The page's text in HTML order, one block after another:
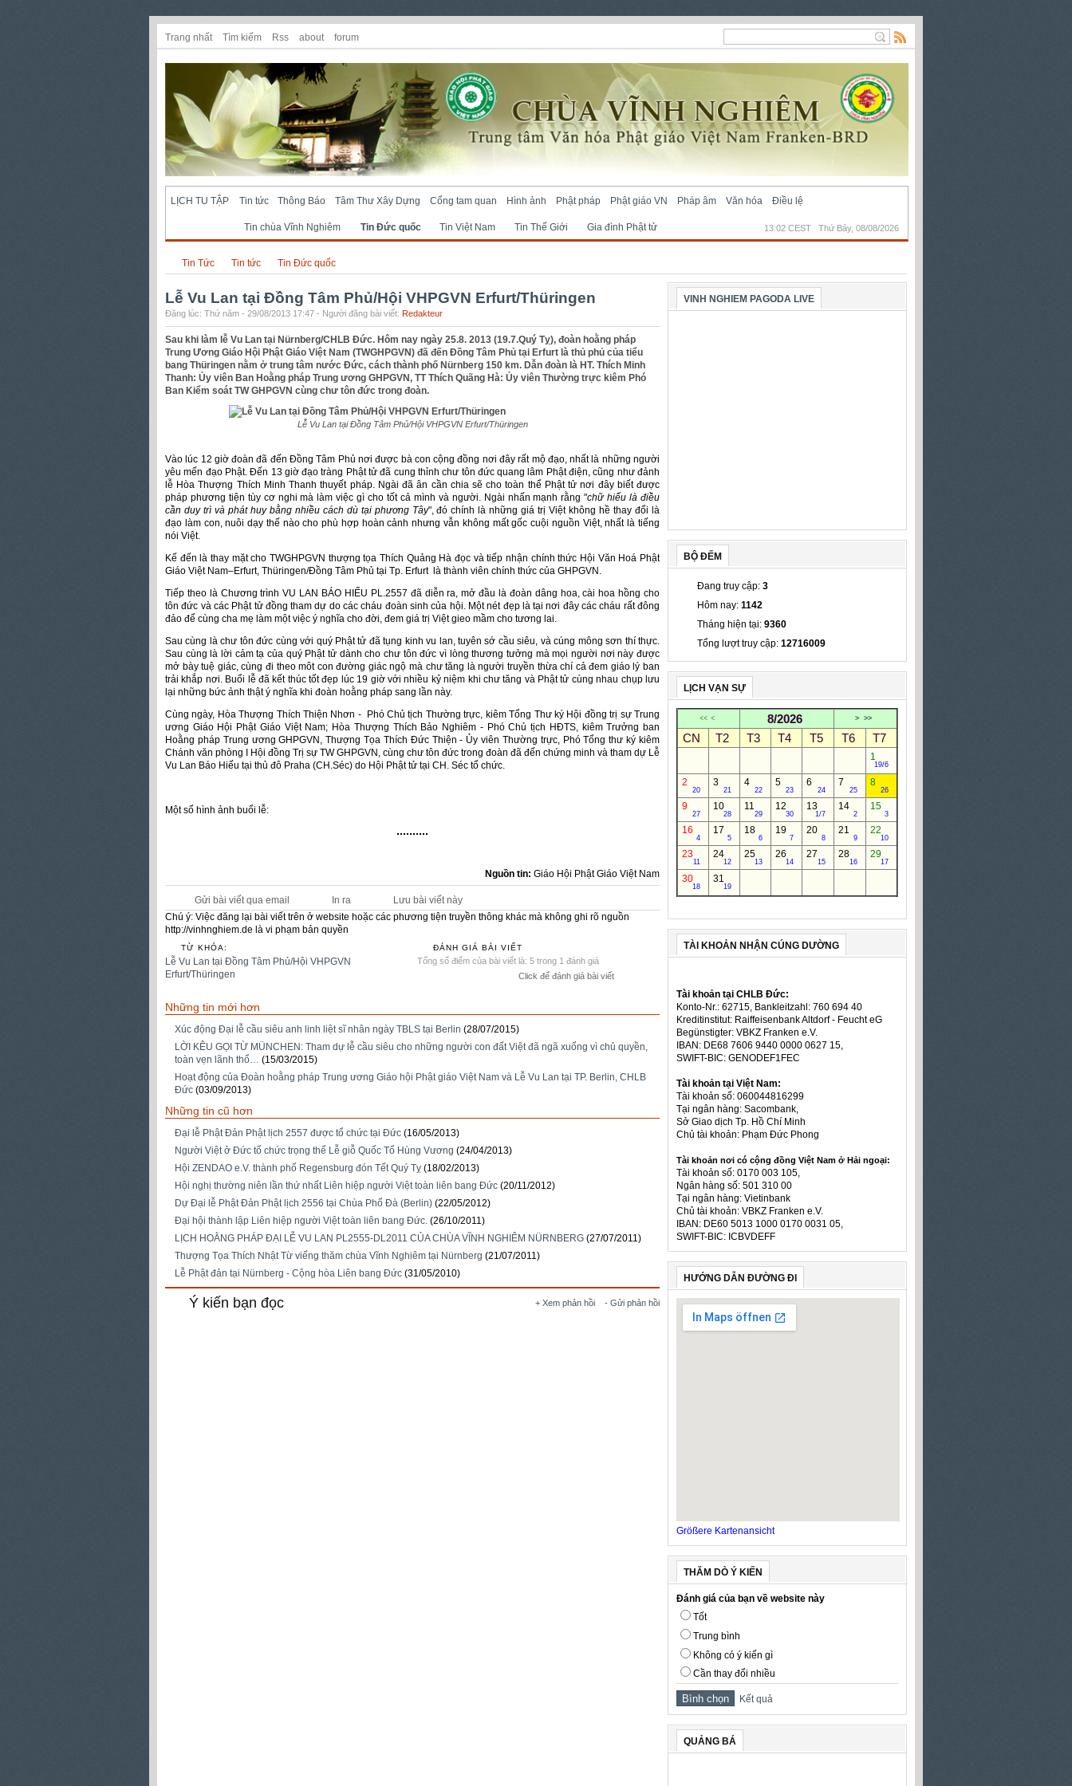
Trang nhất Tìm kiếm Rss about forum
LỊCH TU TẬP Tin tức
Tin chùa Vĩnh Nghiêm Tin Đức quốc Tin Việt Nam Tin Thế Giới Gia đình Phật tử
Thông Báo Tâm Thư Xây Dựng Cổng tam quan Hình ảnh Phật pháp Phật giáo VN Pháp âm Văn hóa Điều lệ
13:02 CEST Thứ Bảy, 08/08/2026
Tin Tức Tin tức Tin Đức quốc
Lễ Vu Lan tại Đồng Tâm Phủ/Hội VHPGVN Erfurt/Thüringen
Đăng lúc: Thứ năm - 29/08/2013 17:47 - Người đăng bài viết: Redakteur
Sau khi làm lễ Vu Lan tại Nürnberg/CHLB Đức. Hôm nay ngày 25.8. 2013 (19.7.Quý Tỵ), đoàn hoằng pháp
Trung Ương Giáo Hội Phật Giáo Việt Nam (TWGHPGVN) đã đến Đồng Tâm Phủ tại Erfurt là thủ phủ của tiểu
bang Thüringen nằm ở trung tâm nước Đức, cách thành phố Nürnberg 150 km. Dẫn đoàn là HT. Thích Minh
Thanh: Ủy viên Ban Hoằng pháp Trung ương GHPGVN, TT Thích Quãng Hà: Ủy viên Thường trực kiêm Phó
Ban Kiểm soát TW GHPGVN cùng chư tôn đức trong đoàn.
Lễ Vu Lan tại Đồng Tâm Phủ/Hội VHPGVN Erfurt/Thüringen
Vào lúc 12 giờ đoàn đã đến Đồng Tâm Phủ nơi được bà con cộng đồng nơi đây rất mộ đạo, nhất là những người
yêu mến đạo Phật. Đến 13 giờ đạo tràng Phật tử đã cung thỉnh chư tôn đức quang lâm Phật điện, cũng như đảnh
lễ Hòa Thượng Thích Minh Thanh thuyết pháp. Ngài đã ân cần chia sẽ cho toàn thể Phật tử nơi đây biết được
pháp phương tiện tùy cơ nghi mà làm việc gì cho tốt cả mình và người. Ngài nhấn mạnh rằng "chữ hiếu là điều
cần duy trì và phát huy bằng nhiều cách dù tại phương Tây", đó chính là những giá trị Việt không hề thay đổi là
đạo làm con, nuôi dạy thế nào cho phù hợp hoàn cảnh nhưng vẫn không mất gốc cuội nguồn Việt, nhất là tiếng
nói Việt.
Kế đến là thay mặt cho TWGHPGVN thượng tọa Thích Quảng Hà đọc và tiếp nhận chính thức Hội Văn Hoá Phật
Giáo Việt Nam–Erfurt, Thüringen/Đồng Tâm Phủ tại Tp. Erfurt là thành viên chính thức của GHPGVN.
Tiếp theo là Chương trình VU LAN BÁO HIẾU PL.2557 đã diễn ra, mở đầu là đoàn dâng hoa, cài hoa hồng cho
tôn đức và các Phật tử đồng tham dự do các cháu đoàn sinh của hội. Một nét đẹp là tại nơi đây các cháu rất đông
đảo để cùng cha mẹ làm một việc ý nghĩa cho đời, đem giá trị Việt gieo mầm cho tương lai.
Sau cùng là chư tôn đức cùng với quý Phật tử đã tụng kinh vu lan, tuyên sớ cầu siêu, và cúng mông sơn thí thực.
Sau cùng là lời cảm tạ của quý Phật tử dành cho chư tôn đức vì lòng thương tưởng mà mọi người nơi này được
mở bày tuệ giác, cùng đi theo môt con đường giác ngộ mà chư tăng là người truyền thừa chí cả đem giáo lý ban
trải khắp nơi. Buổi lễ đã kết thúc tốt đẹp lúc 19 giờ với nhiều kỷ niệm khi chư tăng và Phật tử cùng nhau chụp lưu
lại những bức ảnh thật ý nghĩa khi đoàn hoằng pháp sang lần này.
Cùng ngày, Hòa Thượng Thích Thiện Nhơn - Phó Chủ tịch Thường trực, kiêm Tổng Thư ký Hội đồng trị sự Trung
ương Giáo Hội Phật Giáo Việt Nam; Hòa Thượng Thích Bảo Nghiêm - Phó Chủ tịch HĐTS, kiêm Trưởng ban
Hoằng pháp Trung ương GHPGVN, Thượng Tọa Thích Đức Thiện - Ủy viên Thường trực, Phó Tổng thư ký kiêm
Chánh văn phòng I Hội đồng Trị sự TW GHPGVN, cùng chư tôn đức trong đoàn đã đến chứng minh và tham dự Lễ
Vu Lan Báo Hiếu tại thủ đô Praha (CH.Séc) do Hội Phật tử tại CH. Séc tổ chức.
Một số hình ảnh buổi lễ:
Nguồn tin: Giáo Hội Phật Giáo Việt Nam
Gửi bài viết qua email In ra
Lưu bài viết này
Chú ý: Việc đăng lại bài viết trên ở website hoặc các phương tiện truyền thông khác mà không ghi rõ nguồn
http://vinhnghiem.de là vi phạm bản quyền
TỪ KHÓA:
Lễ Vu Lan tại Đồng Tâm Phủ/Hội VHPGVN
Erfurt/Thüringen
ĐÁNH GIÁ BÀI VIẾT
Tổng số điểm của bài viết là: 5 trong 1 đánh giá
Click để đánh giá bài viết
Những tin mới hơn
Xúc động Đại lễ cầu siêu anh linh liệt sĩ nhân ngày TBLS tại Berlin (28/07/2015)
LỜI KÊU GỌI TỪ MÜNCHEN: Tham dự lễ cầu siêu cho những người con đất Việt đã ngã xuống vì chủ quyền,
toàn vẹn lãnh thổ… (15/03/2015)
Hoạt động của Đoàn hoằng pháp Trung ương Giáo hội Phật giáo Việt Nam và Lễ Vu Lan tại TP. Berlin, CHLB
Đức (03/09/2013)
Những tin cũ hơn
Đại lễ Phật Đản Phật lịch 2557 được tổ chức tại Đức (16/05/2013)
Người Việt ở Đức tổ chức trọng thể Lễ giỗ Quốc Tổ Hùng Vương (24/04/2013)
Hội ZENDAO e.V. thành phố Regensburg đón Tết Quý Tỵ (18/02/2013)
Hội nghị thường niên lần thứ nhất Liên hiệp người Việt toàn liên bang Đức (20/11/2012)
Dự Đại lễ Phật Đản Phật lịch 2556 tại Chùa Phổ Đà (Berlin) (22/05/2012)
Đại hội thành lập Liên hiệp người Việt toàn liên bang Đức. (26/10/2011)
LỊCH HOẰNG PHÁP ĐẠI LỄ VU LAN PL2555-DL2011 CỦA CHÙA VĨNH NGHIÊM NÜRNBERG (27/07/2011)
Thượng Tọa Thích Nhật Từ viếng thăm chùa Vĩnh Nghiêm tại Nürnberg (21/07/2011)
Lễ Phật đản tại Nürnberg - Cộng hòa Liên bang Đức (31/05/2010)
+ Xem phản hồi - Gửi phản hồi
Ý kiến bạn đọc
VINH NGHIEM PAGODA LIVE
BỘ ĐẾM
Đang truy cập: 3
Hôm nay: 1142
Tháng hiện tại: 9360
Tổng lượt truy cập: 12716009
LỊCH VẠN SỰ
<< < 8/2026 > >>
CN T2 T3 T4 T5 T6 T7
1
19/6
2
20
3
21
4
22
5
23
6
24
7
25
8
26
9
27
10
28
11
29
12
30
13
1/7
14
2
15
3
16
4
17
5
18
6
19
7
20
8
21
9
22
10
23
11
24
12
25
13
26
14
27
15
28
16
29
17
30
18
31
19
TÀI KHOẢN NHẬN CÚNG DƯỜNG
Tài khoản tại CHLB Đức:
Konto-Nr.: 62715, Bankleitzahl: 760 694 40
Kreditinstitut: Raiffeisenbank Altdorf - Feucht eG
Begünstigter: VBKZ Franken e.V.
IBAN: DE68 7606 9440 0000 0627 15,
SWIFT-BIC: GENODEF1FEC
Tài khoản tại Việt Nam:
Tài khoản số: 060044816299
Tại ngân hàng: Sacombank,
Sở Giao dịch Tp. Hồ Chí Minh
Chủ tài khoản: Phạm Đức Phong
Tài khoản nơi có cộng đồng Việt Nam ở Hải ngoại:
Tài khoản số: 0170 003 105,
Ngân hàng số: 501 310 00
Tại ngân hàng: Vietinbank
Chủ tài khoản: VBKZ Franken e.V.
IBAN: DE60 5013 1000 0170 0031 05,
SWIFT-BIC: ICBVDEFF
HƯỚNG DẪN ĐƯỜNG ĐI
Größere Kartenansicht
THĂM DÒ Ý KIẾN
Đánh giá của bạn về website này
Tốt
Trung bình
Không có ý kiến gì
Cần thay đổi nhiều
Kết quả
QUẢNG BÁ